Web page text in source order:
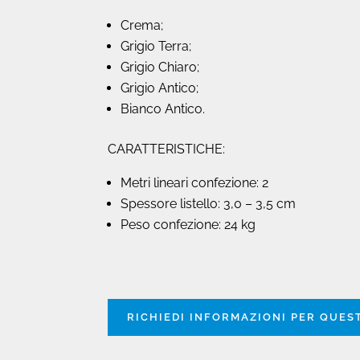
Crema;
Grigio Terra;
Grigio Chiaro;
Grigio Antico;
Bianco Antico.
CARATTERISTICHE:
Metri lineari confezione: 2
Spessore listello: 3,0 – 3,5 cm
Peso confezione: 24 kg
RICHIEDI INFORMAZIONI PER